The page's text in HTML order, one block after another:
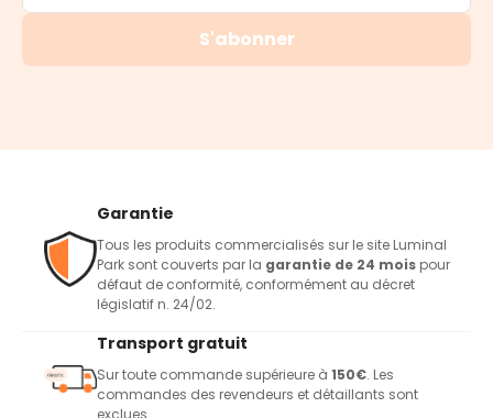
S'abonner
Garantie
Tous les produits commercialisés sur le site Luminal
Park sont couverts par la garantie de 24 mois pour
défaut de conformité, conformément au décret
législatif n. 24/02.
Transport gratuit
Sur toute commande supérieure à 150€. Les
commandes des revendeurs et détaillants sont